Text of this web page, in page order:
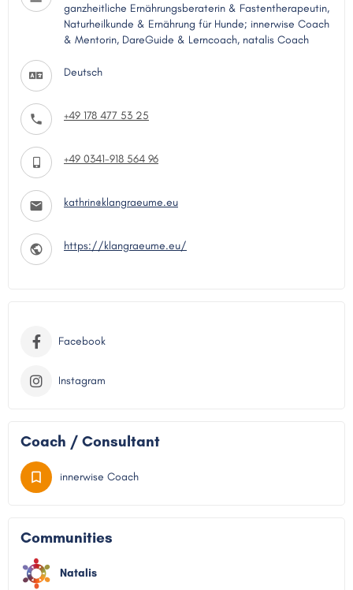
ganzheitliche Ernährungsberaterin & Fastentherapeutin,
Naturheilkunde & Ernährung für Hunde; innerwise Coach
& Mentorin, DareGuide & Lerncoach, natalis Coach
Deutsch
+49 178 477 53 25
+49 0341-918 564 96
kathrin@klangraeume.eu
https://klangraeume.eu/
Facebook
Instagram
Coach / Consultant
innerwise Coach
Communities
Natalis